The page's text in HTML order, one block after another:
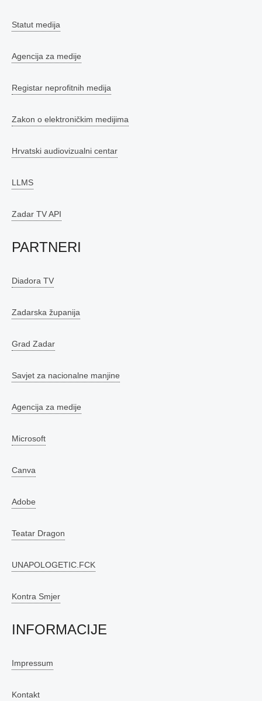
Statut medija
Agencija za medije
Registar neprofitnih medija
Zakon o elektroničkim medijima
Hrvatski audiovizualni centar
LLMS
Zadar TV API
PARTNERI
Diadora TV
Zadarska županija
Grad Zadar
Savjet za nacionalne manjine
Agencija za medije
Microsoft
Canva
Adobe
Teatar Dragon
UNAPOLOGETIC.FCK
Kontra Smjer
INFORMACIJE
Impressum
Kontakt